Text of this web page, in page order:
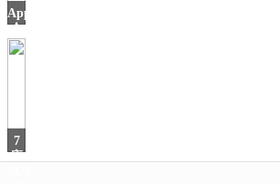
款
AppStore
今
日
7
座